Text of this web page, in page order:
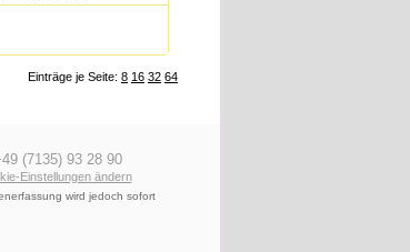
Einträge je Seite: 8 16 32 64
(7135) 93 28 90
Einstellungen ändern
wird jedoch sofort